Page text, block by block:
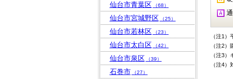
（注1
（注2
（注3
（注4
仙台市青葉区 （68）
仙台市宮城野区 （25）
仙台市若林区 （23）
仙台市太白区 （42）
仙台市泉区 （39）
石巻市 （27）